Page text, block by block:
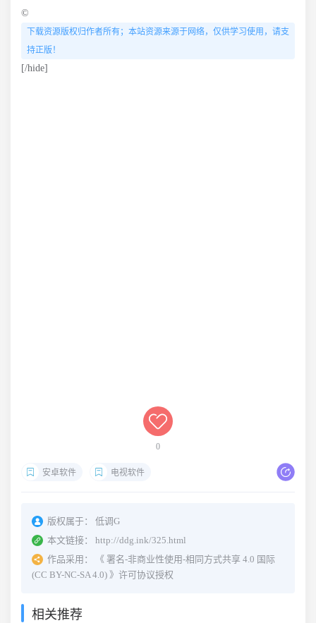
©
下载资源版权归作者所有；本站资源来源于网络，仅供学习使用，请支
持正版！
[/hide]
0
安卓软件 电视软件
版权属于：
低调G
本文链接：
http://ddg.ink/325.html
作品采用：
《 署名-非商业性使用-相同方式共享 4.0 国际
(CC BY-NC-SA 4.0) 》许可协议授权
相关推荐